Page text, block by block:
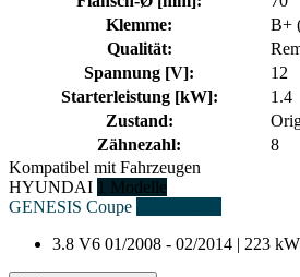
Klemme:
B+
Qualität:
Spannung [V]:
12
Starterleistung [kW]:
1.4
Zustand:
Zähnezahl:
8
Kompatibel mit Fahrzeugen
HYUNDAI 1 Modelle
GENESIS Coupe
3.8 V6 01/2008 - 02/2014 | 223